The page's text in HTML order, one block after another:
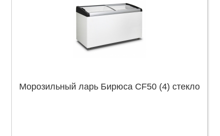
Морозильный ларь Бирюса CF50 (4) стекло